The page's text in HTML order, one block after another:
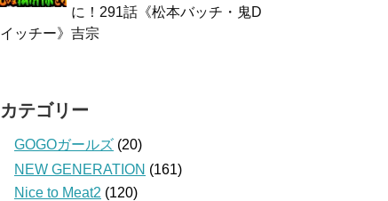
に！291話《松本バッチ・鬼D
イッチー》吉宗
カテゴリー
GOGOガールズ (20)
NEW GENERATION (161)
Nice to Meat2 (120)